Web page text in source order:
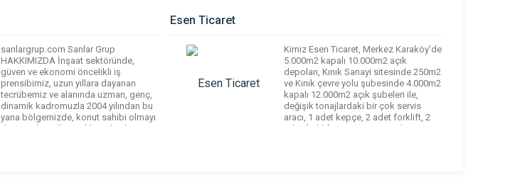
kurulmasına katkı […]
sanlargrup.com Sanlar Grup
HAKKIMIZDA İnşaat sektöründe,
güven ve ekonomi öncelikli iş
prensibimiz, uzun yıllara dayanan
tecrübemiz ve alanında uzman, genç,
dinamik kadromuzla 2004 yılından bu
yana bölgemizde, konut sahibi olmayı
düşünenlerin ilk tercihlerinden biri
Esen Ticaret
Kimiz Esen Ticaret, Merkez Karaköy’de
5.000m2 kapalı 10.000m2 açık
depoları, Kınık Sanayi sitesinde 250m2
ve Kınık çevre yolu şubesinde 4.000m2
kapalı 12.000m2 açık şubeleri ile,
değişik tonajlardaki bir çok servis
aracı, 1 adet kepçe, 2 adet forklift, 2
adet forklift servis aracı, 1 adet